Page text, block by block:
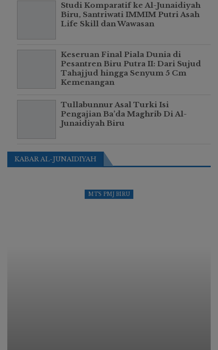
Studi Komparatif ke Al-Junaidiyah
Biru, Santriwati IMMIM Putri Asah
Life Skill dan Wawasan
Keseruan Final Piala Dunia di
Pesantren Biru Putra II: Dari Sujud
Tahajjud hingga Senyum 5 Cm
Kemenangan
Tullabunnur Asal Turki Isi
Pengajian Ba’da Maghrib Di Al-
Junaidiyah Biru
KABAR AL-JUNAIDIYAH
MTS PMJ BIRU